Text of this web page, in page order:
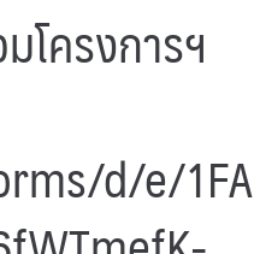
โครงการฯ
d/e/1FA